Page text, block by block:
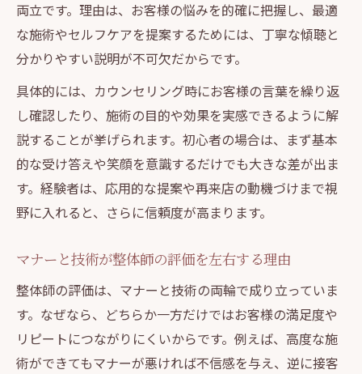
両立です。理由は、お客様の悩みを的確に把握し、最適
な施術やセルフケアを提案するためには、丁寧な傾聴と
分かりやすい説明が不可欠だからです。
具体的には、カウンセリング時にお客様の言葉を繰り返
し確認したり、施術の目的や効果を実感できるように解
説することが挙げられます。初心者の場合は、まず基本
的な受け答えや笑顔を意識するだけでも大きな差が出ま
す。経験者は、応用的な提案や再来店の動機づけまで視
野に入れると、さらに信頼度が高まります。
マナーと技術が整体師の評価を左右する理由
整体師の評価は、マナーと技術の両輪で成り立っていま
す。なぜなら、どちらか一方だけではお客様の満足度や
リピートにつながりにくいからです。例えば、高度な施
術ができてもマナーが悪ければ不信感を与え、逆に接客